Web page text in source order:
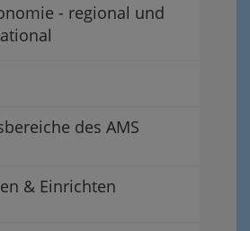
- regional und
des AMS
& Einrichten